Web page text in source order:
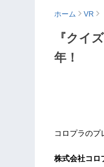
ホーム VR
『クイ
年！
コロプラのプ
株式会社コロ